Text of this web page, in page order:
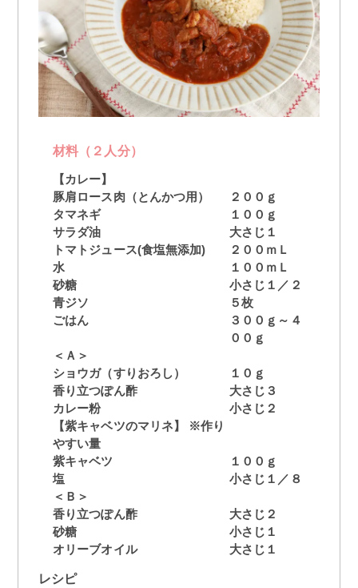
材料（２人分）
【カレー】
豚肩ロース肉（とんかつ用）
２００ｇ
タマネギ
１００ｇ
サラダ油
大さじ１
トマトジュース(食塩無添加)
２００ｍＬ
水
１００ｍＬ
砂糖
小さじ１／２
青ジソ
５枚
ごはん
３００ｇ～４
００ｇ
＜Ａ＞
ショウガ（すりおろし）
１０ｇ
香り立つぽん酢
大さじ３
カレー粉
小さじ２
【紫キャベツのマリネ】 ※作り
やすい量
紫キャベツ
１００ｇ
塩
小さじ１／８
＜Ｂ＞
香り立つぽん酢
大さじ２
砂糖
小さじ１
オリーブオイル
大さじ１
レシピ